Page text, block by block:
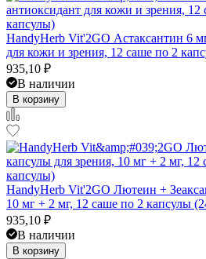
HandyHerb Vit'2GO Астаксантин 6
для кожи и зрения, 12 саше по 2
935,10 ₽
В наличии
В корзину
HandyHerb Vit'2GO Лютеин +
10 мг + 2 мг, 12 саше по 2 капсулы
935,10 ₽
В наличии
В корзину